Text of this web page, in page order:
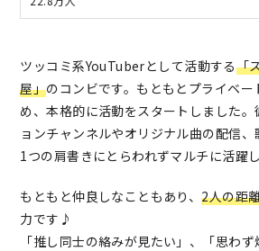
ツッコミ系YouTuberとして活動する「
屋」のコンビです。もともとプライベー
め、本格的に活動をスタートしました
ョンチャンネルやオリジナル曲の配信、
1つの肩書きにとらわれずマルチに活躍し
もともと仲良しなこともあり、2人の距
力です♪
「推し同士の絡みが見たい」、「思わ